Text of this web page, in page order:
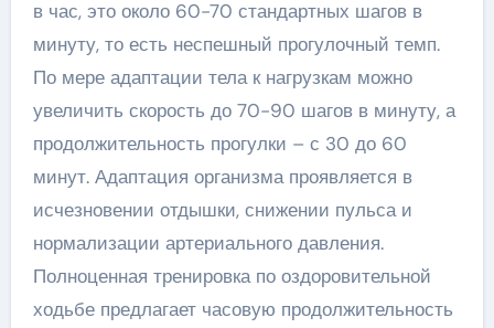
в час, это около 60-70 стандартных шагов в
минуту, то есть неспешный прогулочный темп.
По мере адаптации тела к нагрузкам можно
увеличить скорость до 70-90 шагов в минуту, а
продолжительность прогулки – с 30 до 60
минут. Адаптация организма проявляется в
исчезновении отдышки, снижении пульса и
нормализации артериального давления.
Полноценная тренировка по оздоровительной
ходьбе предлагает часовую продолжительность